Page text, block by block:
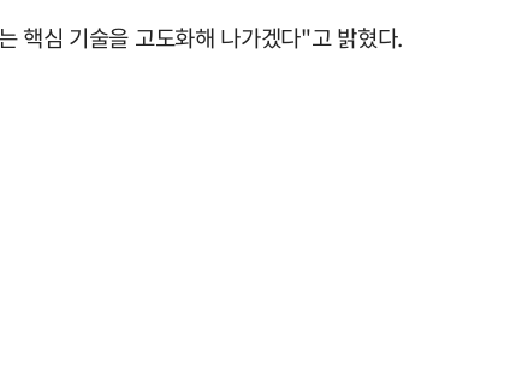
핵심 기술을 고도화해 나가겠다"고 밝혔다.